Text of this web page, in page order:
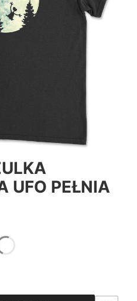
UFO PEŁNIA